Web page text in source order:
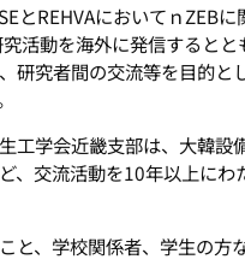
とREHVAにおいてｎZEB
活動を海外に発信すると
研究者間の交流等を目的
工学会近畿支部は、大韓
、交流活動を10年以上に
と、学校関係者、学生の